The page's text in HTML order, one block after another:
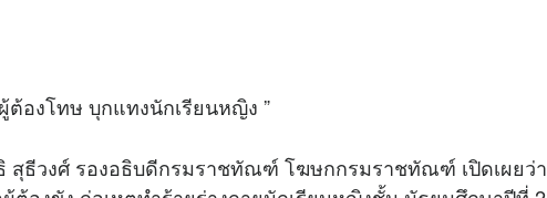
องโทษ บุกแทงนักเรียนหญิง ”
สุธีวงศ์ รองอธิบดีกรมราชทัณฑ์ โฆษกกรมราชทัณฑ์ เปิดเผยว่า